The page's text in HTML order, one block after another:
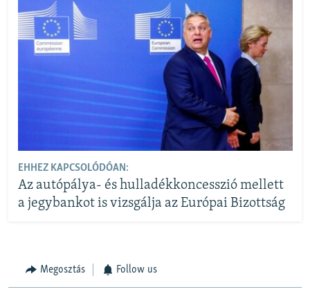
EHHEZ KAPCSOLÓDÓAN:
Az autópálya- és hulladékkoncesszió mellett
a jegybankot is vizsgálja az Európai Bizottság
Megosztás Follow us